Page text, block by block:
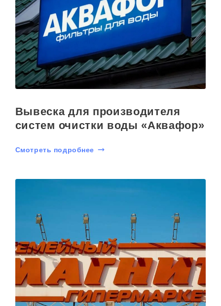
Вывеска для производителя
систем очистки воды «Аквафор»
Смотреть подробнее